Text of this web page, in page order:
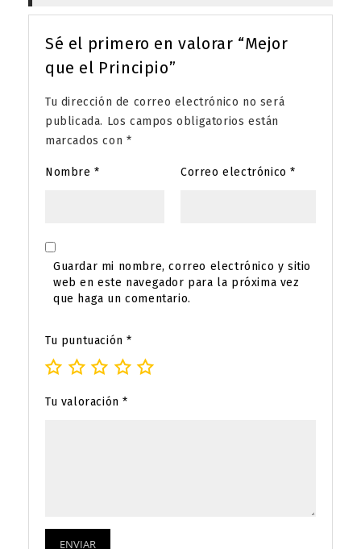
Sé el primero en valorar “Mejor
que el Principio”
Tu dirección de correo electrónico no será
publicada. Los campos obligatorios están
marcados con *
Nombre* Correo electrónico*
Guardar mi nombre, correo electrónico y sitio
web en este navegador para la próxima vez
que haga un comentario.
Tu puntuación*
Tu valoración*